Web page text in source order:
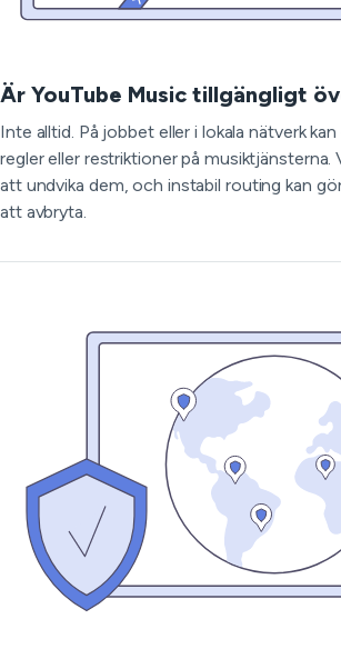
Är YouTube Music tillgängligt
Inte alltid. På jobbet eller i lokala nätverk
regler eller restriktioner på musiktjänsterna.
att undvika dem, och instabil routing kan
att avbryta.